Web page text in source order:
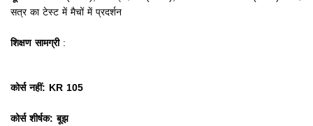
सत्र का टेस्ट में मैचों में प्रदर्शन
शिक्षण सामग्री:
कोर्स नहीं: KR 105
कोर्स शीर्षक: बूझ